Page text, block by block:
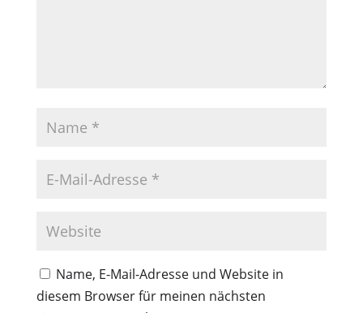
Name, E-Mail-Adresse und Website in
diesem Browser für meinen nächsten